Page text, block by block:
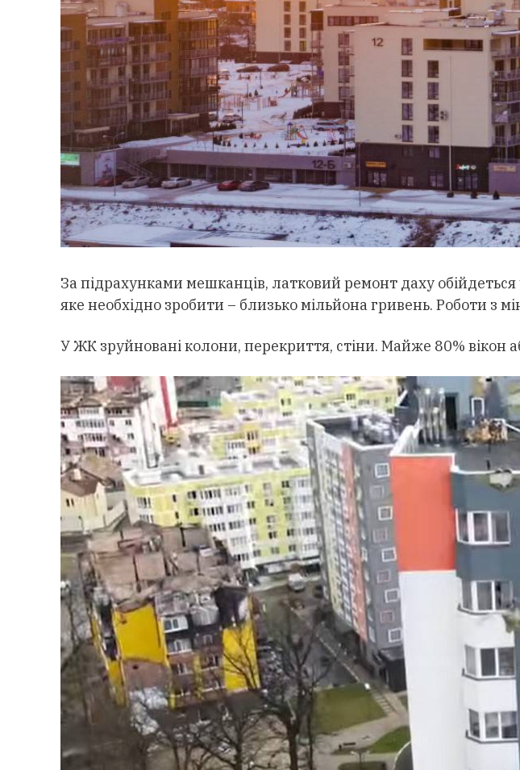
За підрахунками мешканців, латковий ремонт даху
яке необхідно зробити – близько мільйона гривень. Роботи з
У ЖК зруйновані колони, перекриття, стіни. Майже 80% вікон